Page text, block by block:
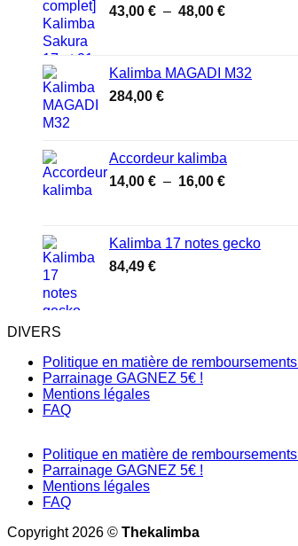
43,00 € – 48,00 €Plage
43,00 €
Kalimba MAGADI M32
284,00 €
Accordeur kalimba
14,00 € – 16,00 €Plage
14,00 €
à
Kalimba 17 notes gecko
84,49 €
DIVERS
Politique en matière de
Parrainage GAGNEZ 5€ !
Mentions légales
FAQ
Politique en matière de
Parrainage GAGNEZ 5€ !
Mentions légales
FAQ
Copyright 2026 © Thekalimba